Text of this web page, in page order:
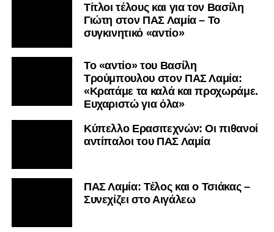
Τίτλοι τέλους και για τον Βασίλη
Γιώτη στον ΠΑΣ Λαμία – Το
συγκινητικό «αντίο»
Το «αντίο» του Βασίλη
Τρούμπουλου στον ΠΑΣ Λαμία:
«Κρατάμε τα καλά και προχωράμε.
Ευχαριστώ για όλα»
Κύπελλο Ερασιτεχνών: Οι πιθανοί
αντίπαλοι του ΠΑΣ Λαμία
ΠΑΣ Λαμία: Τέλος και ο Τσιάκας –
Συνεχίζει στο Αιγάλεω